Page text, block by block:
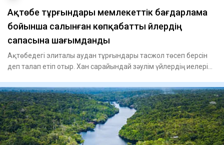
Ақтөбе тұрғындары мемлекеттік бағдарлама
бойынша салынған көпқабатты үйлердің
сапасына шағымданды
Ақтөбедегі элиталы аудан тұрғындары тасжол төсеп берсін
деп талап етіп отыр. Хан сарайындай зәулім үйлердің иелері